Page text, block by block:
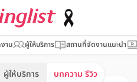
าน ผู้ให้บริการ สถานที่จัดงานแนะนำ
ผู้ให้บริการ บทความ รีวิว